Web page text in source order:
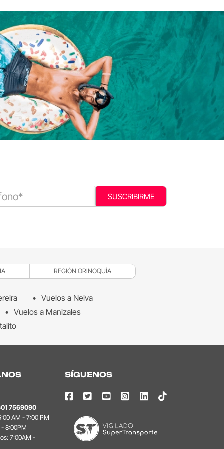
SUSCRIBIRME
REGIÓN ORINOQUÍA
Vuelos a Neiva
Vuelos a Manizales
7569090
AM - 7:00 PM
8:00PM
7:00AM -
SÍGUENOS